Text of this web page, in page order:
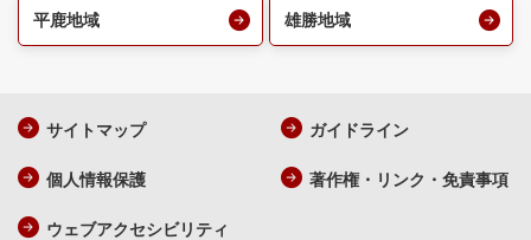
平鹿地域 雄勝地域
サイトマップ ガイドライン
個人情報保護 著作権・リンク・免責事項
ウェブアクセシビリティ